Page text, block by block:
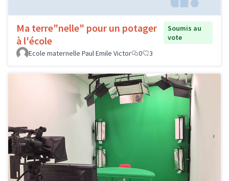
Ma terre"nelle" pour un potager
à l'école
Soumis au
vote
Ecole maternelle Paul Emile Victor
0 3